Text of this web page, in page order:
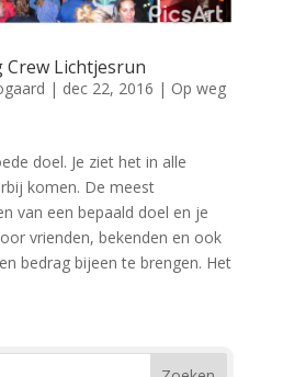
Crew Lichtjesrun
| dec 22, 2016 | Op weg
doel. Je ziet het in alle
komen. De meest
van een bepaald doel en je
vrienden, bekenden en ook
bedrag bijeen te brengen. Het